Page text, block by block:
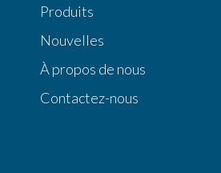
Produits
Nouvelles
À propos de nous
Contactez-nous